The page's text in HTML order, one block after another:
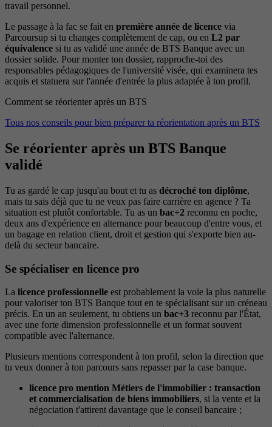
travail personnel.
Le passage à la fac se fait en première année de licence via
Parcoursup si tu changes complètement de cap, ou en L2 par
équivalence si tu as validé une année de BTS Banque avec un
dossier solide. Pour monter ton dossier, rapproche-toi des
responsables pédagogiques de l'université visée, qui examinera tes
acquis et statuera sur l'année d'entrée la plus adaptée à ton profil.
Comment se réorienter après un BTS
Tous nos conseils pour bien préparer ta réorientation après un BTS
Se réorienter après un BTS Banque
validé
Tu as gardé le cap jusqu'au bout et tu as décroché ton diplôme,
mais tu sais déjà que tu ne veux pas faire carrière en agence ? Ta
situation est plutôt confortable. Tu as un bac+2 reconnu en poche,
deux ans d'expérience en alternance pour beaucoup d'entre vous, et
un bagage en relation client, droit et gestion qui s'exporte bien au-
delà du secteur bancaire.
Se spécialiser en licence pro
La licence professionnelle est probablement la voie la plus naturelle
pour valoriser ton BTS Banque tout en te spécialisant sur un créneau
précis. En un an seulement, tu obtiens un bac+3 reconnu par l'État,
avec une forte dimension professionnelle et un format souvent
compatible avec l'alternance.
Plusieurs mentions correspondent à ton profil, selon la direction que
tu veux donner à ton parcours sans repasser par la case banque.
licence pro mention Métiers de l'immobilier : transaction
et commercialisation de biens immobiliers, si la vente et la
négociation t'attirent davantage que le conseil bancaire ;